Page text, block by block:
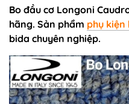
Bo đầu cơ Longoni
hãng. Sản phẩm phụ kiện
bida chuyên nghiệp.